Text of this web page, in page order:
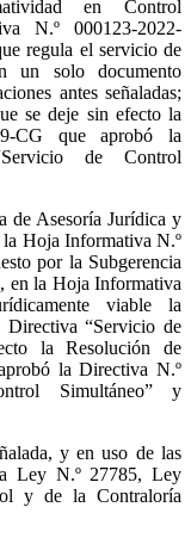
en Control
N.º 000123-2022-
regula el servicio de
un solo documento
antes señaladas;
se deje sin efecto la
CG que aprobó la
de Control
de Asesoría Jurídica y
Hoja Informativa N.º
por la Subgerencia
en la Hoja Informativa
viable la
Directiva “Servicio de
la Resolución de
la Directiva N.º
Simultáneo” y
y en uso de las
Ley N.º 27785, Ley
y de la Contraloría